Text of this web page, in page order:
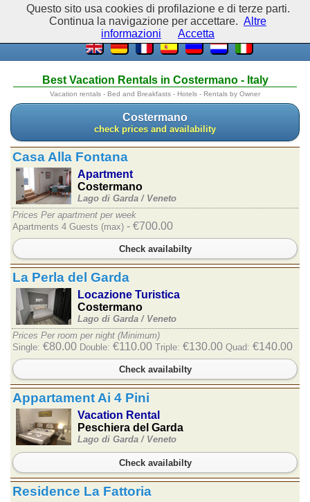
Best Vacation Rentals in Costermano - Italy
Vacation rentals - Bed and Breakfasts - Hotels - Rentals by Owner
Costermano
check prices and availability
Casa Alla Fontana
Apartment
Costermano
Lago di Garda / Veneto
Prices Per apartment per week
Apartments 4 Guests (max) - €700.00
Check availabilty
La Perla del Garda
Locazione Turistica
Costermano
Lago di Garda / Veneto
Prices Per room per night (Minimum)
Single: €80.00 Double: €110.00 Triple: €130.00 Quad: €140.00
Check availabilty
Appartament Ai 4 Pini
Vacation Rental
Peschiera del Garda
Lago di Garda / Veneto
Check availabilty
Residence La Fattoria
Questo sito usa cookies di profilazione e di terze parti.
Continua la navigazione per accettare. Altre
informazioni
Accetta